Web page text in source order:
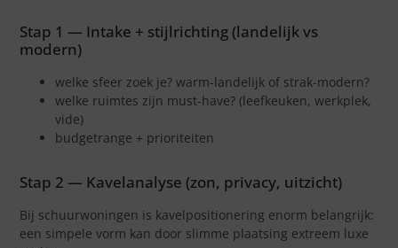
Stap 1 — Intake + stijlrichting (landelijk vs
modern)
welke sfeer zoek je? warm-landelijk of strak-modern?
welke ruimtes zijn must-have? (leefkeuken, werkplek,
vide)
budgetrange + prioriteiten
Stap 2 — Kavelanalyse (zon, privacy, uitzicht)
Bij schuurwoningen is kavelpositionering enorm belangrijk:
een simpele vorm kan door slimme plaatsing extreem luxe